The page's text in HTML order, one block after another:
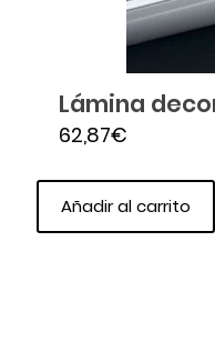
Lámina
62,87€
Añadir al carrito